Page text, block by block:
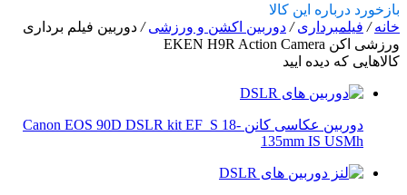
بازخورد درباره این کالا
خانه/ فیلمبرداری/ دوربین اکشن و ورزشی/ دوربین فیلم برداری
ورزشی اکن EKEN H9R Action Camera
کالاهایی که دیده ایید
دوربین عکاسی کانن Canon EOS 90D DSLR kit EF_S 18-
135mm IS USMh